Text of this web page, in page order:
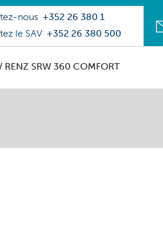
nous +352 26 380 1
le SAV +352 26 380 500
/ RENZ SRW 360 COMFORT